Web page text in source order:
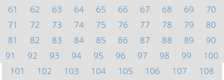
61
62 63 64 65 66 67 68 69
70
71
72 73 74 75 76 77 78 79
80
81
82 83 84 85 86 87 88 89
90
91
92 93 94 95 96 97 98 99
100
101
102 103 104 105 106 107
108